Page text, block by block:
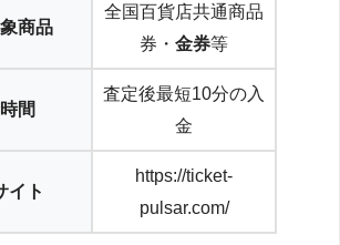
商品
全国百貨店共通商品
券・ 金券等
間
査定後最短10分の入
金
イト
https://ticket-
pulsar.com/